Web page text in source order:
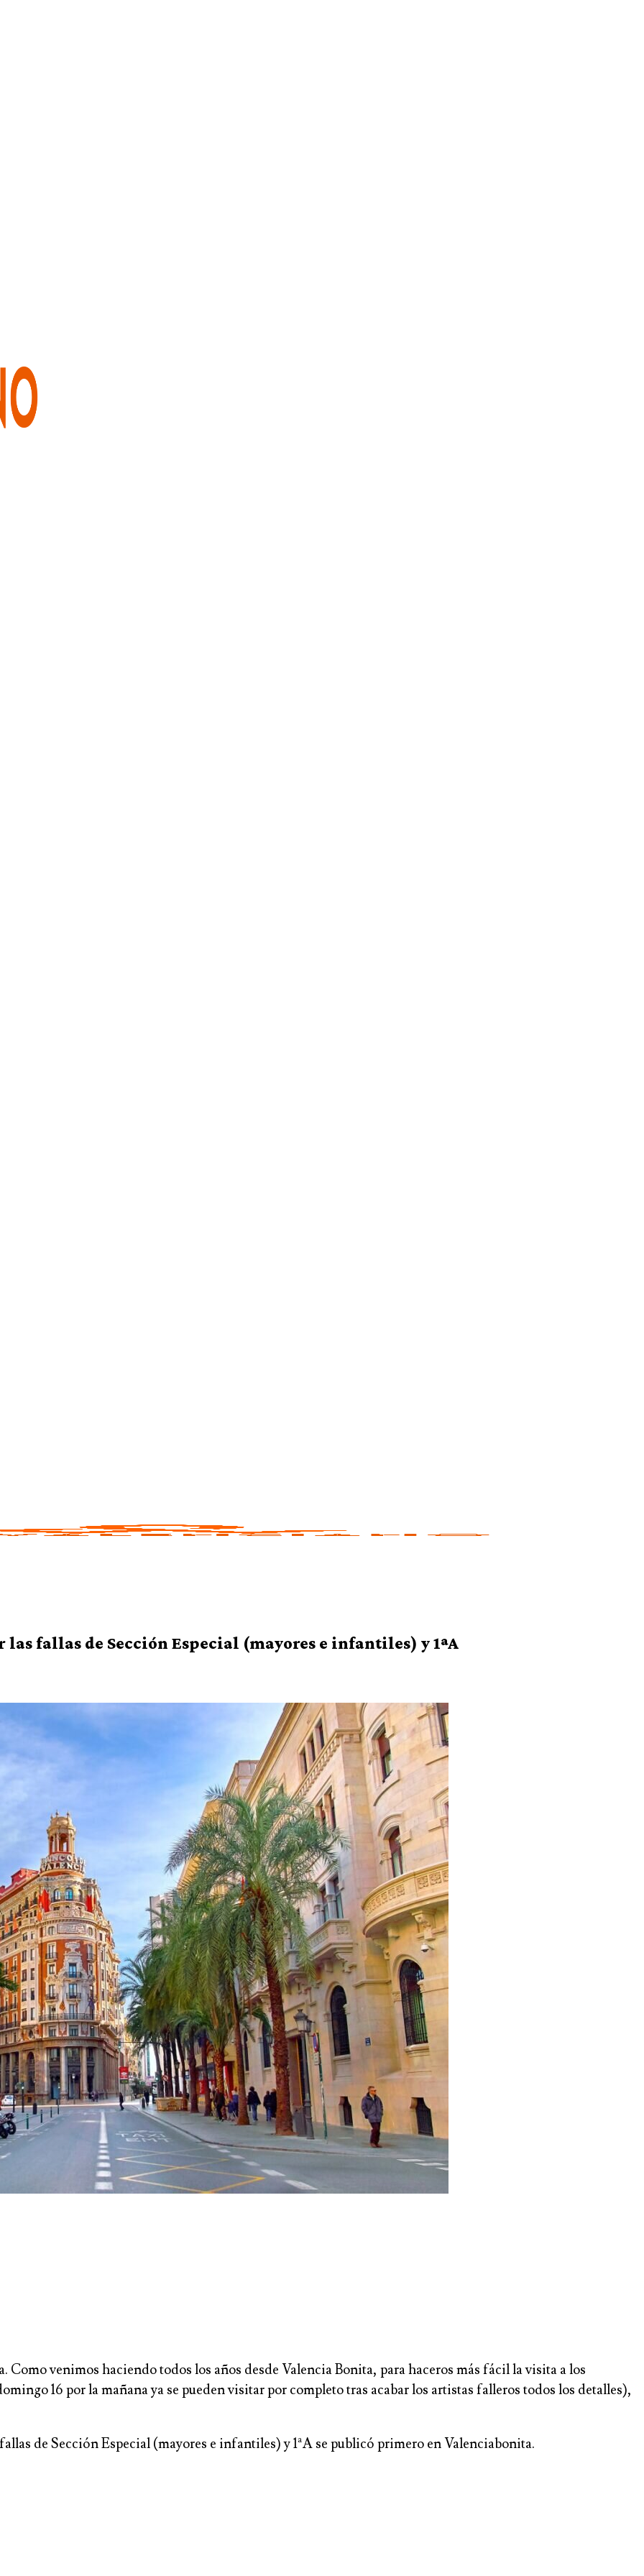
fallas de Sección Especial (mayores e infantiles) y 1ªA
Como venimos haciendo todos los años desde Valencia Bonita, para haceros más fácil la visita a los
16 por la mañana ya se pueden visitar por completo tras acabar los artistas falleros todos los detalles),
de Sección Especial (mayores e infantiles) y 1ªA se publicó primero en Valenciabonita.